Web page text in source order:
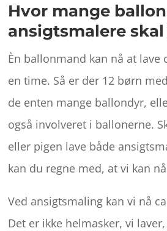
Hvor mange
ansigtsmalere
Èn ballonmand kan nå at lave
en time. Så er der 12 børn
de enten mange ballondyr,
også involveret i ballonerne.
eller pigen lave både
kan du regne med, at vi kan
Ved ansigtsmaling kan vi nå
Det er ikke helmasker, vi